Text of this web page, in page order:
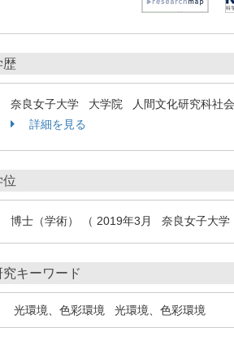
歴
奈良女子大学 大学院 人間文化研究科社
詳細を見る
位
博士（学術） （ 2019年3月 奈良女子大学
究キーワード
光環境、色彩環境 光環境、色彩環境